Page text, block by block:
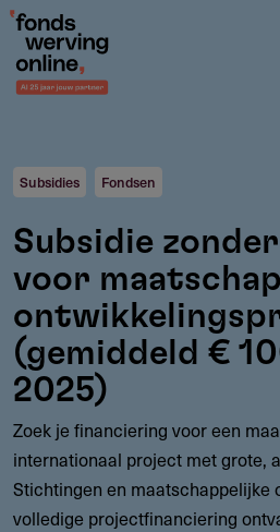
Overslaan
naar
de
gaan
Subsidies Fondsen
Subsidie
voor
(gemiddeld €
2025)
Zoek je financiering voor een
internationaal project met grote,
Stichtingen en maatschappelijke
volledige projectfinanciering